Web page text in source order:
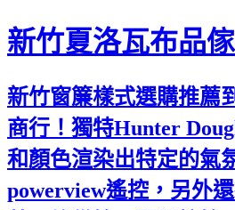
新竹夏洛瓦布品
新竹窗簾樣式選購推薦
商行！獨特Hunter
和顏色渲染出特定的氣
powerview遙控，另外